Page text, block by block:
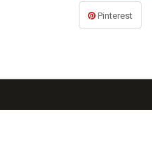
Pinterest